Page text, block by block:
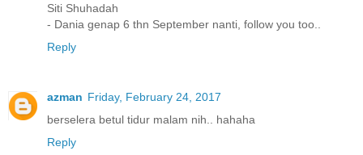
Siti Shuhadah
- Dania genap 6 thn September nanti, follow you too..
Reply
azman Friday, February 24, 2017
berselera betul tidur malam nih.. hahaha
Reply